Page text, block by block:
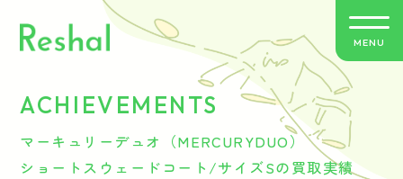
リシャールの特徴
買取方法のご案内
MENU
ACHIEVEMENTS
マーキュリーデュオ（MERCURYDUO）
ショートスウェードコート/サイズSの買取実績